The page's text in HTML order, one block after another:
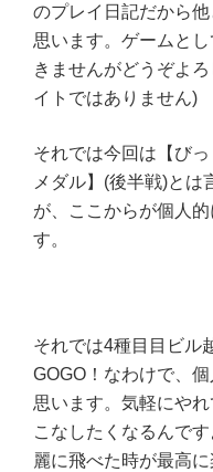
のプレイ日記だから
思います。ゲームと
きませんがどうぞよ
イトではありません)
それでは今回は【び
メダル】(後半戦)とは
が、ここからが個人
す。
それでは4種目目ビル
GOGO！なわけで、
思います。気軽にや
こなしたくなるんで
麗に飛べた時が最高に